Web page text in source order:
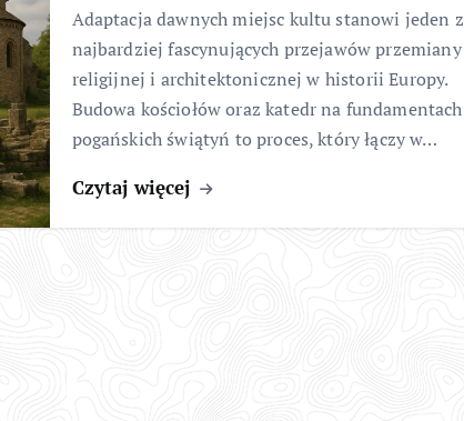
Adaptacja dawnych miejsc kultu stanowi jeden z
najbardziej fascynujących przejawów przemiany
religijnej i architektonicznej w historii Europy.
Budowa kościołów oraz katedr na fundamentach
pogańskich świątyń to proces, który łączy w…
Czytaj więcej